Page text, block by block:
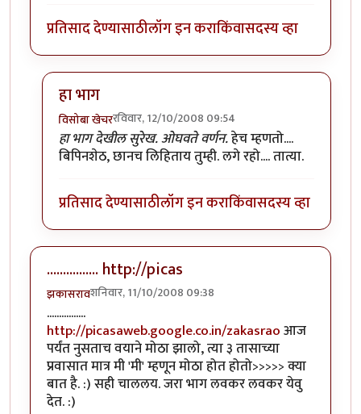
प्रतिसाद देण्यासाठीलॉग इन कराकिंवासदस्य व्हा
हा भाग
विसोबा खेचररविवार, 12/10/2008 09:54
In reply toवाह!byसहज
हा भाग देखील सुरेख. ओघवते वर्णन.हेच म्हणतो....
बिपिनशेठ, छानच लिहिताय तुम्ही. लगे रहो.... तात्या.
प्रतिसाद देण्यासाठीलॉग इन कराकिंवासदस्य व्हा
................ http://picas
झकासरावशनिवार, 11/10/2008 09:38
................
http://picasaweb.google.co.in/zakasraoआज
पर्यंत नुसताच वयाने मोठा झालो, त्या ३ तासाच्या
प्रवासात मात्र मी 'मी' म्हणून मोठा होत होतो>>>>> क्या
बात है. :) सही चाललय. जरा भाग लवकर लवकर येवु
देत. :)